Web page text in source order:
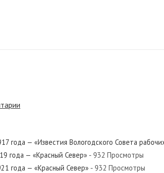
— «Красный Север»
года — «Красный Север»
года — «Известия Вологодского Совета
года — «Красный Север» - 932 Просмотры
года — «Красный Север» - 932 Просмотры